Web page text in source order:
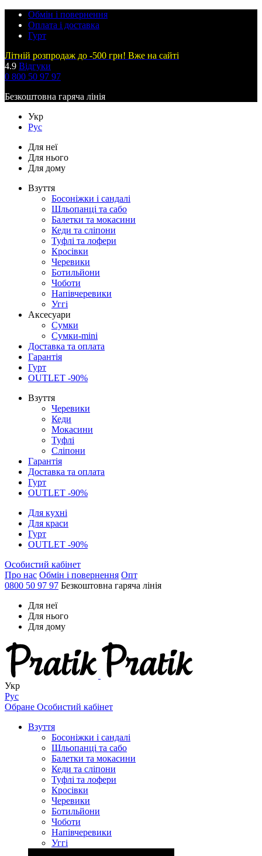
Обмін і повернення
Оплата і доставка
Гурт
Літній розпродаж до -500 грн! Вже на сайті
4.9 Відгуки
0 800 50 97 97
Безкоштовна гаряча лінія
Укр
Рус
Для неї
Для нього
Для дому
Взуття
Босоніжки і сандалі
Шльопанці та сабо
Балетки та мокасини
Кеди та сліпони
Туфлі та лофери
Кросівки
Черевики
Ботильйони
Чоботи
Напівчеревики
Уггі
Аксесуари
Сумки
Сумки-mini
Доставка та оплата
Гарантія
Гурт
OUTLET -90%
Взуття
Черевики
Кеди
Мокасини
Туфлі
Сліпони
Гарантія
Доставка та оплата
Гурт
OUTLET -90%
Для кухні
Для краси
Гурт
OUTLET -90%
Особистий кабінет
Про нас Обмін і повернення Опт
0800 50 97 97 Безкоштовна гаряча лінія
Для неї
Для нього
Для дому
Укр
Рус
Обране Особистий кабінет
Взуття
Босоніжки і сандалі
Шльопанці та сабо
Балетки та мокасини
Кеди та сліпони
Туфлі та лофери
Кросівки
Черевики
Ботильйони
Чоботи
Напівчеревики
Уггі